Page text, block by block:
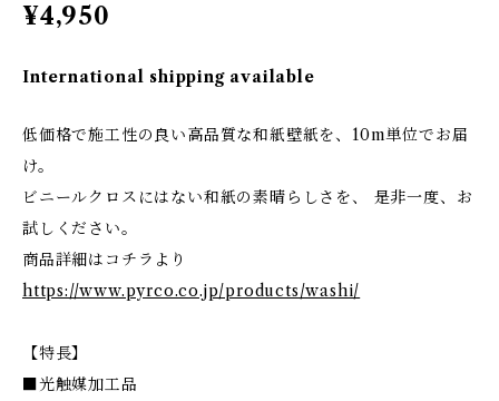
¥4,950
International shipping available
低価格で施工性の良い高品質な和紙壁紙を、10m単位でお届
け。
ビニールクロスにはない和紙の素晴らしさを、 是非一度、お
試しください。
商品詳細はコチラより
https://www.pyrco.co.jp/products/washi/
【特長】
■光触媒加工品